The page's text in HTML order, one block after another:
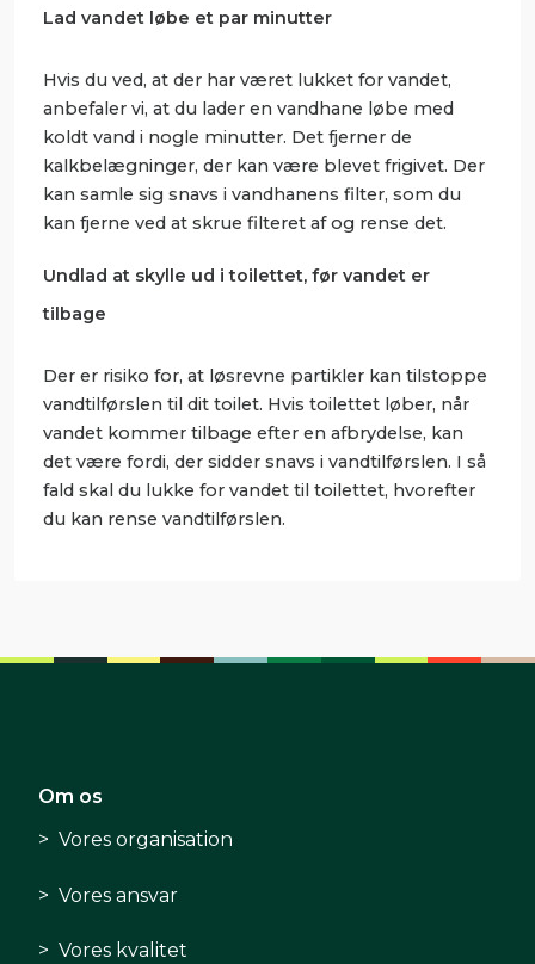
Lad vandet løbe et par minutter
Hvis du ved, at der har været lukket for vandet,
anbefaler vi, at du lader en vandhane løbe med
koldt vand i nogle minutter. Det fjerner de
kalkbelægninger, der kan være blevet frigivet. Der
kan samle sig snavs i vandhanens filter, som du
kan fjerne ved at skrue filteret af og rense det.
Undlad at skylle ud i toilettet, før vandet er
tilbage
Der er risiko for, at løsrevne partikler kan tilstoppe
vandtilførslen til dit toilet. Hvis toilettet løber, når
vandet kommer tilbage efter en afbrydelse, kan
det være fordi, der sidder snavs i vandtilførslen. I så
fald skal du lukke for vandet til toilettet, hvorefter
du kan rense vandtilførslen.
Om os
Vores organisation
Vores ansvar
Vores kvalitet